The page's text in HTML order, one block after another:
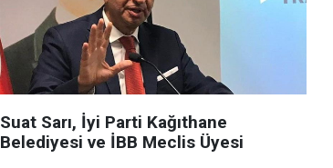
Suat Sarı, İyi Parti Kağıthane
Belediyesi ve İBB Meclis Üyesi